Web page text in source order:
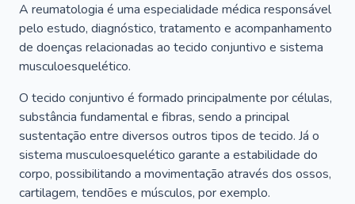
A reumatologia é uma especialidade médica responsável
pelo estudo, diagnóstico, tratamento e acompanhamento
de doenças relacionadas ao tecido conjuntivo e sistema
musculoesquelético.
O tecido conjuntivo é formado principalmente por células,
substância fundamental e fibras, sendo a principal
sustentação entre diversos outros tipos de tecido. Já o
sistema musculoesquelético garante a estabilidade do
corpo, possibilitando a movimentação através dos ossos,
cartilagem, tendões e músculos, por exemplo.